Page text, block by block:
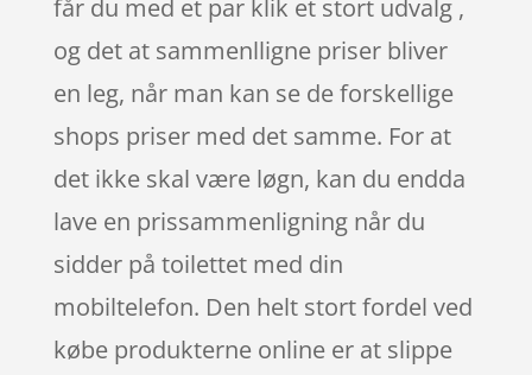
får du med et par klik et stort udvalg ,
og det at sammenlligne priser bliver
en leg, når man kan se de forskellige
shops priser med det samme. For at
det ikke skal være løgn, kan du endda
lave en prissammenligning når du
sidder på toilettet med din
mobiltelefon. Den helt stort fordel ved
købe produkterne online er at slippe